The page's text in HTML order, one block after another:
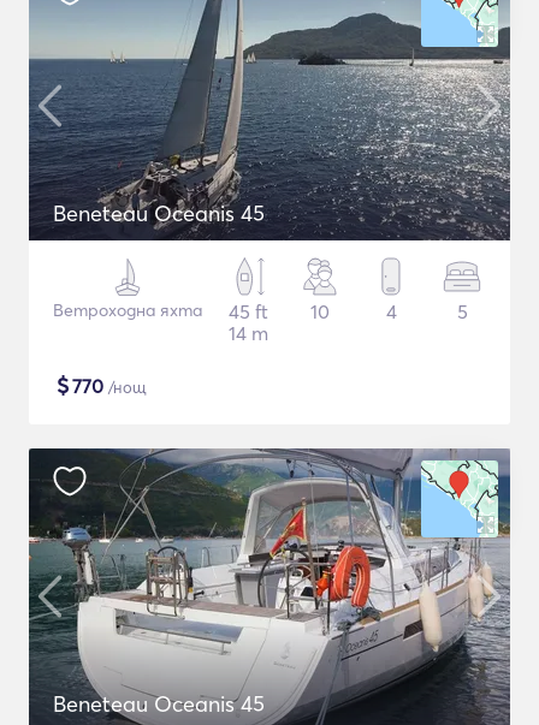
Beneteau Oceanis 45
Ветроходна яхта
45 ft
14 m
10 4 5
$770 /нощ
Beneteau Oceanis 45